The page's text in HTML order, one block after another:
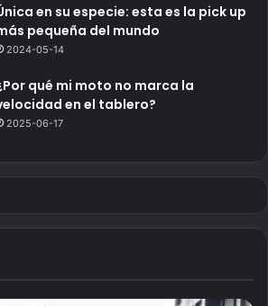
en su especie: esta es la pick up
pequeña del mundo
2024-05-14
qué mi moto no marca la
en el tablero?
2025-06-17